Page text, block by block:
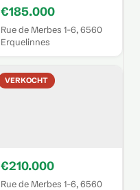
€185.000
Rue de Merbes 1-6, 6560
Erquelinnes
VERKOCHT
€210.000
Rue de Merbes 1-6, 6560